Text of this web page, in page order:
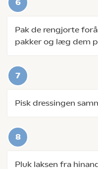
Pak de rengjorte
pakker og læg dem
Pisk dressingen
Pluk laksen fra